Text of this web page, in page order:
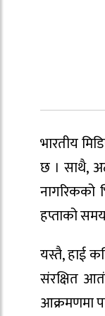
भारतीय
छ । साथै,
नागरिकको
हप्ताको
यस्तै, हाई
संरक्षित
आक्रमणमा